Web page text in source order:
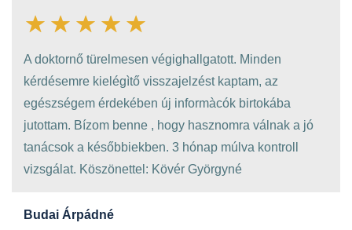
A doktornő türelmesen végighallgatott. Minden
kérdésemre kielégìtő visszajelzést kaptam, az
egészségem érdekében új informàcók birtokába
jutottam. Bízom benne , hogy hasznomra válnak a jó
tanácsok a későbbiekben. 3 hónap múlva kontroll
vizsgálat. Köszönettel: Kövér Györgyné
Budai Árpádné